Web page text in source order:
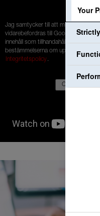
Jag samtycker till att mina
vidarebefordras till Google så att jag
innehåll som tillhandahålls av
bestämmelserna om uppgiftsskydd:
Integritetspolicy.
Your